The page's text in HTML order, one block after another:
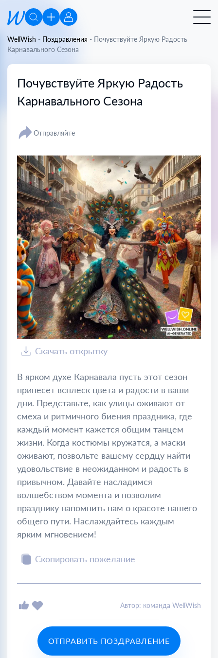
WellWish - Поздравления - Почувствуйте Яркую Радость
Карнавального Сезона
Почувствуйте Яркую Радость
Карнавального Сезона
Отправляйте
Скачать открытку
В ярком духе Карнавала пусть этот сезон
принесет всплеск цвета и радости в ваши
дни. Представьте, как улицы оживают от
смеха и ритмичного биения праздника, где
каждый момент кажется общим танцем
жизни. Когда костюмы кружатся, а маски
оживают, позвольте вашему сердцу найти
удовольствие в неожиданном и радость в
привычном. Давайте насладимся
волшебством момента и позволим
празднику напомнить нам о красоте нашего
общего пути. Наслаждайтесь каждым
ярким мгновением!
Скопировать пожелание
Автор: команда WellWish
ОТПРАВИТЬ ПОЗДРАВЛЕНИЕ